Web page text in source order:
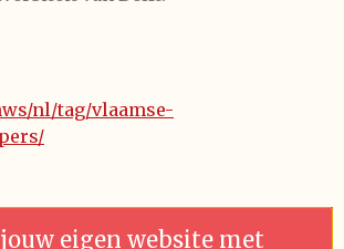
nl/tag/vlaamse-
eigen website met